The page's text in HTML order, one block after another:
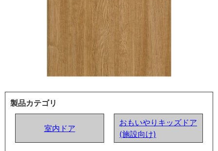
製品カテゴリ
室内ドア
おもいやりキッズドア
(施設向け)